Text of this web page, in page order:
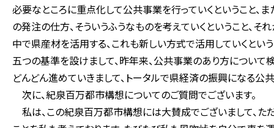
必要なところに重点化して公共事業を行っていくということ
の発注の仕方、そういうふうなものを考えていくということ、
中で県産材を活用する、これも新しい方式で活用していくとい
五つの基準を設けまして、昨年来、公共事業のあり方について
どんどん進めていきまして、トータルで県経済の振興になる公
次に、紀泉百万都市構想についてのご質問でございます。
私は、この紀泉百万都市構想には大賛成でございまして、た